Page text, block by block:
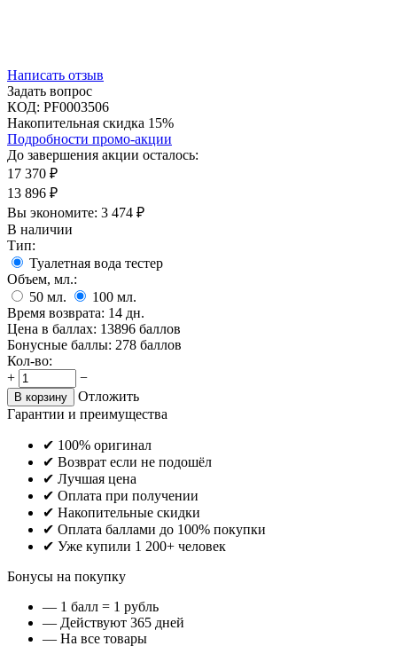
Написать отзыв
Задать вопрос
КОД: PF0003506
Накопительная скидка 15%
Подробности промо-акции
До завершения акции осталось:
17 370 ₽
13 896 ₽
Вы экономите: 3 474 ₽
В наличии
Тип:
Туалетная вода тестер
Объем, мл.:
50 мл. 100 мл.
Время возврата: 14 дн.
Цена в баллах: 13896 баллов
Бонусные баллы: 278 баллов
Кол-во:
+
−
В корзину
Отложить
Гарантии и преимущества
✔ 100% оригинал
✔ Возврат если не подошёл
✔ Лучшая цена
✔ Оплата при получении
✔ Накопительные скидки
✔ Оплата баллами до 100% покупки
✔ Уже купили 1 200+ человек
Бонусы на покупку
— 1 балл = 1 рубль
— Действуют 365 дней
— На все товары